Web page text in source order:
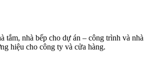
tắm, nhà bếp cho dự án – công trình và nhà
hiệu cho công ty và cửa hàng.